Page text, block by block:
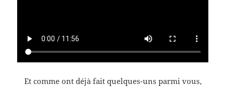
Et comme ont déjà fait quelques-uns parmi vous,